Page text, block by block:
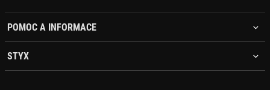
POMOC A INFORMACE
STYX